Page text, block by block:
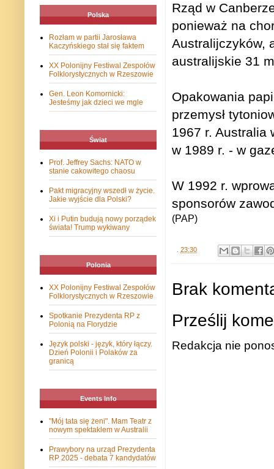
Rząd w
ponieważ na
Australijczyków,
australijskie 31
Opakowania
przemysł
1967 r. Australia
w 1989 r. - w
W 1992 r.
sponsorów
(PAP)
. 23:30
Brak
Prześlij
Redakcja nie
Polska
Rozłam w partii Jarosława
Kaczyńskiego stał się faktem
XX Polonijny Festiwal Zespołów
Folklorystycznych w Rzeszowie
Gen. Leon Komornicki:
Jesteśmy jak dzieci we mgle
Świat
Prof. Jeffrey Sachs: NATO w
stanie cakowitego chaosu
Pakt migracyjny wszedł w życie.
Jakie wyjście dla Polski?
Xi i Putin budują nowy porządek
świata! Trump wykiwany
Polonia
XX Polonijny Festiwal Zespołów
Folklorystycznych w Rzeszowie
Spotkanie Prezydenta RP z
Polonią na Florydzie
Język polski - język, który łączy.
Dzień Polonii i Polaków za
granicą
Events Info
"Mój tata się żeni". Mam Teatr z
nowym spektaklem w Australii
Prawybory na urząd Prezydenta
RP 2025 - debata 7 kandydatów